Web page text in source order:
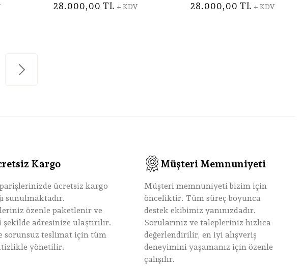
28.000,00 TL + KDV 28.000,00 TL + KDV
Kargo
ücretsiz kargo
sunulmaktadır.
özenle paketlenir ve
adresinize ulaştırılır.
sorunsuz teslimat için tüm
yönetilir.
Müşteri Memnuniyeti
Müşteri memnuniyeti bizim için
önceliktir. Tüm süreç boyunca
destek ekibimiz yanınızdadır.
Sorularınız ve talepleriniz hızlıca
değerlendirilir, en iyi alışveriş
deneyimini yaşamanız için özenle
çalışılır.